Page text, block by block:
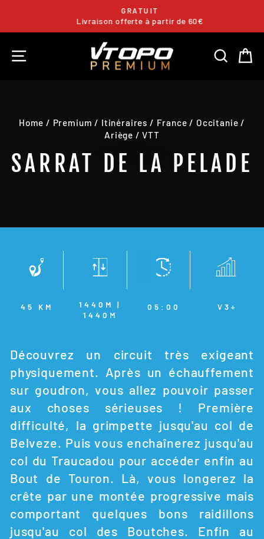
content
Pause
GRATUIT
Livraison offerte à partir de 60€
SITE NAVIGATION
Home / Premium / Itinéraires / France / Occitanie /
Ariège / VTT
SARRAT DE LA PELADE
45 KM
1440M |
1440M
05:00 V3+
Découvrez un circuit très exigeant
physiquement. Après un échauffement
sur goudron, vous allez pouvoir passer
aux choses sérieuses ! Première
difficulté, la grimpette jusqu'au col de
Belveze. Puis vous enchaînerez jusqu'au
col du Traucadou pour accéder enfin au
Bout de Touron. Là, vous longerez la
crête par une montée progressive mais
comportant quelques bons raidillons
jusqu'au col des Boutches. Enfin au